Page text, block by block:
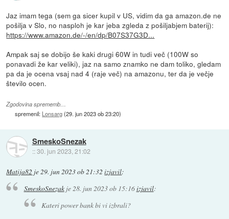
Jaz imam tega (sem ga sicer kupil v US, vidim da ga amazon.de ne
pošilja v Slo, no nasploh je kar jeba zgleda z pošiljabjem baterij):
https://www.amazon.de/-/en/dp/B07S37G3D...
Ampak saj se dobijo še kaki drugi 60W in tudi več (100W so
ponavadi že kar veliki), jaz na samo znamko ne dam toliko, gledam
pa da je ocena vsaj nad 4 (raje več) na amazonu, ter da je večje
število ocen.
Zgodovina sprememb…
spremenil: Lonsarg(29. jun 2023 ob 23:20)
SmeskoSnezak
::30. jun 2023, 21:02
Matija82 je29. jun 2023 ob 21:32 izjavil:
SmeskoSnezakje28. jun 2023 ob 15:16izjavil:
Kateri power bank bi vi izbrali?